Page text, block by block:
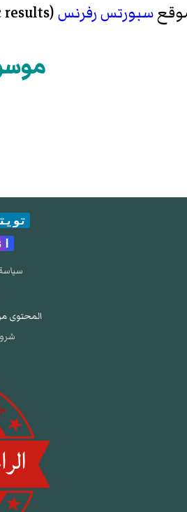
سبورتس رفرنس(Olympic results)